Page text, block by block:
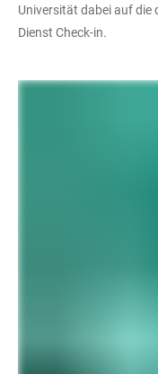
Universität dabei auf die
Dienst Check-in.